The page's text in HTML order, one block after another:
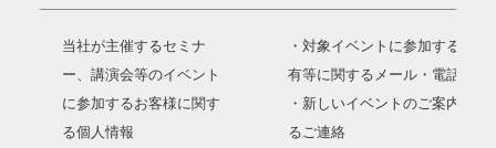
当社が主催するセミナ
ー、講演会等のイベント
に参加するお客様に関す
る個人情報
・対象イベントに参加するた
有等に関するメール・電話等に
・新しいイベントのご案内等
るご連絡